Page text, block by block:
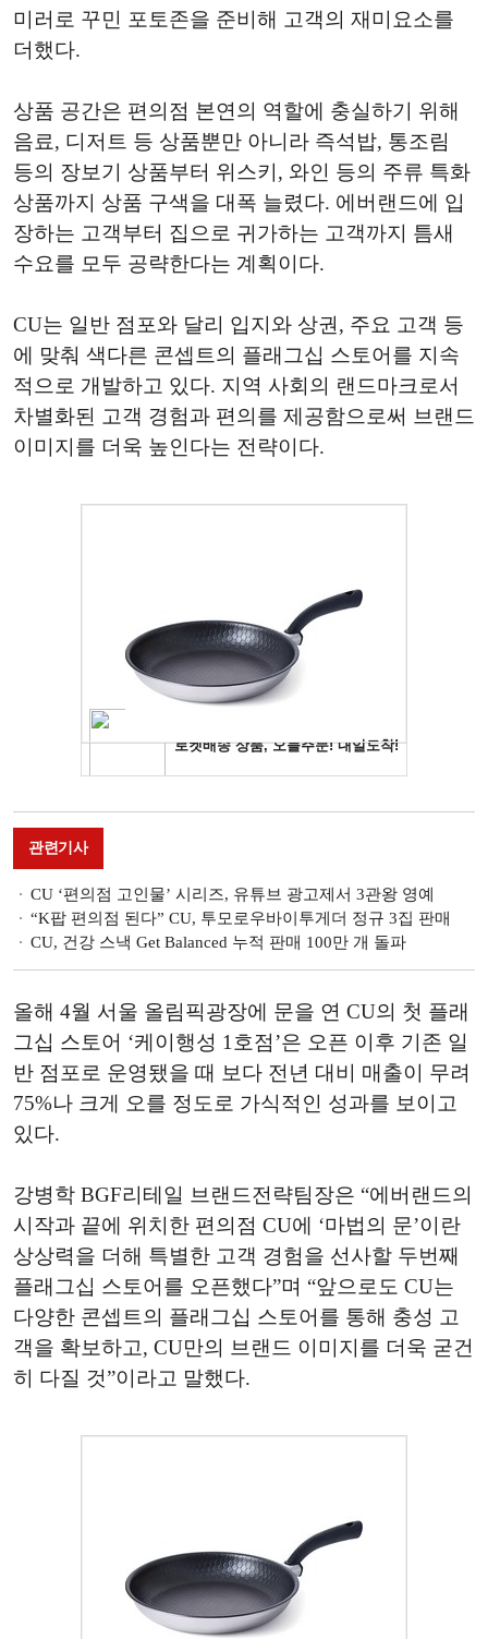
미러로 꾸민 포토존을 준비해 고객의 재미요소를
더했다.
상품 공간은 편의점 본연의 역할에 충실하기 위해
음료, 디저트 등 상품뿐만 아니라 즉석밥, 통조림
등의 장보기 상품부터 위스키, 와인 등의 주류 특화
상품까지 상품 구색을 대폭 늘렸다. 에버랜드에 입
장하는 고객부터 집으로 귀가하는 고객까지 틈새
수요를 모두 공략한다는 계획이다.
CU는 일반 점포와 달리 입지와 상권, 주요 고객 등
에 맞춰 색다른 콘셉트의 플래그십 스토어를 지속
적으로 개발하고 있다. 지역 사회의 랜드마크로서
차별화된 고객 경험과 편의를 제공함으로써 브랜드
이미지를 더욱 높인다는 전략이다.
관련기사
CU ‘편의점 고인물’ 시리즈, 유튜브 광고제서 3관왕 영예
“K팝 편의점 된다” CU, 투모로우바이투게더 정규 3집 판매
CU, 건강 스낵 Get Balanced 누적 판매 100만 개 돌파
올해 4월 서울 올림픽광장에 문을 연 CU의 첫 플래
그십 스토어 ‘케이행성 1호점’은 오픈 이후 기존 일
반 점포로 운영됐을 때 보다 전년 대비 매출이 무려
75%나 크게 오를 정도로 가식적인 성과를 보이고
있다.
강병학 BGF리테일 브랜드전략팀장은 “에버랜드의
시작과 끝에 위치한 편의점 CU에 ‘마법의 문’이란
상상력을 더해 특별한 고객 경험을 선사할 두번째
플래그십 스토어를 오픈했다”며 “앞으로도 CU는
다양한 콘셉트의 플래그십 스토어를 통해 충성 고
객을 확보하고, CU만의 브랜드 이미지를 더욱 굳건
히 다질 것”이라고 말했다.